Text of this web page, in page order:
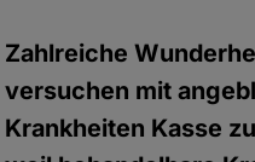
Zahlreiche
versuchen mit
Krankheiten Kasse